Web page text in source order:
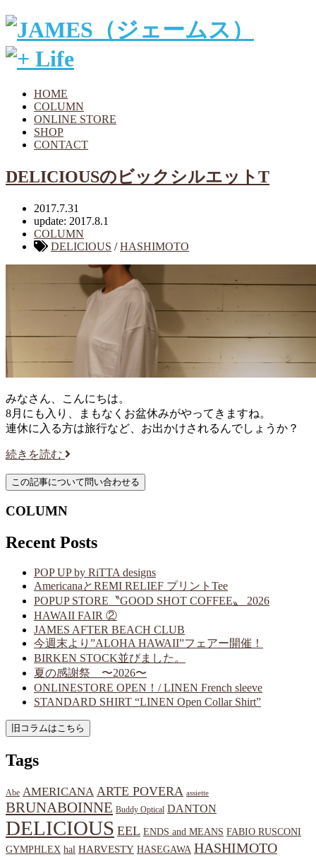
HOME
COLUMN
ONLINE STORE
SHOP
CONTACT
DELICIOUSのビックシルエットT
2017.7.31
update: 2017.8.1
COLUMN
DELICIOUS /HASHIMOTO
みなさん、こんにちは。
8月にも入り、まもなくお盆休みがやってきますね。
連休に入る方は旅行など、お出かけされるんでしょうか？
続きを読む
COLUMN
Recent Posts
POP UP by RiTTA designs
AmericanaとREMI RELIEF プリントTee
POPUP STORE〝GOOD SHOT COFFEE〟 2026
HAWAII FAIR ②
JAMES AFTER BEACH CLUB
今週末より”ALOHA HAWAII”フェアー開催！
BIRKEN STOCK並びました。
夏の感謝祭 〜2026〜
ONLINESTORE OPEN！/ LINEN French sleeve
STANDARD SHIRT “LINEN Open Collar Shirt”
Tags
Abe AMERICANA ARTE POVERA assiette
BRUNABOINNE Buddy Optical DANTON
DELICIOUS EEL ENDS and MEANS FABIO RUSCONI
GYMPHLEX hal HARVESTY HASEGAWA HASHIMOTO